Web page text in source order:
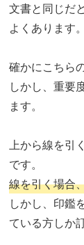
文書と同じだ
よくあります。
確かにこちら
しかし、重要
ます。
上から線を引
です。
線を引く場合
しかし、印鑑
ている方しか